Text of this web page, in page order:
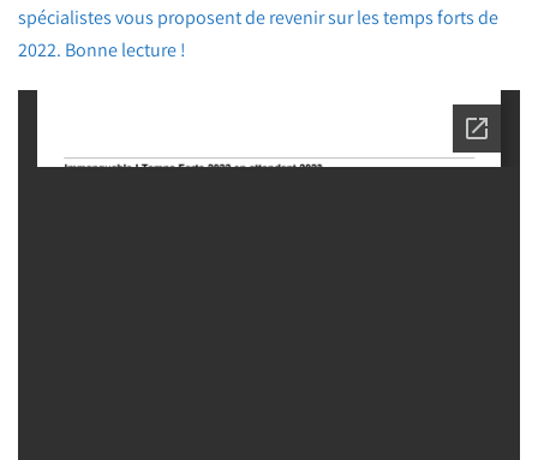
spécialistes vous proposent de revenir sur les temps forts de
2022. Bonne lecture !